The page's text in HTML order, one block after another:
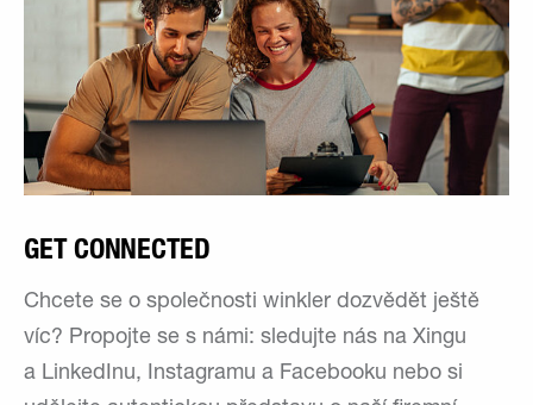
GET CONNECTED
Chcete se o společnosti winkler dozvědět ještě
víc? Propojte se s námi: sledujte nás na Xingu
a LinkedInu, Instagramu a Facebooku nebo si